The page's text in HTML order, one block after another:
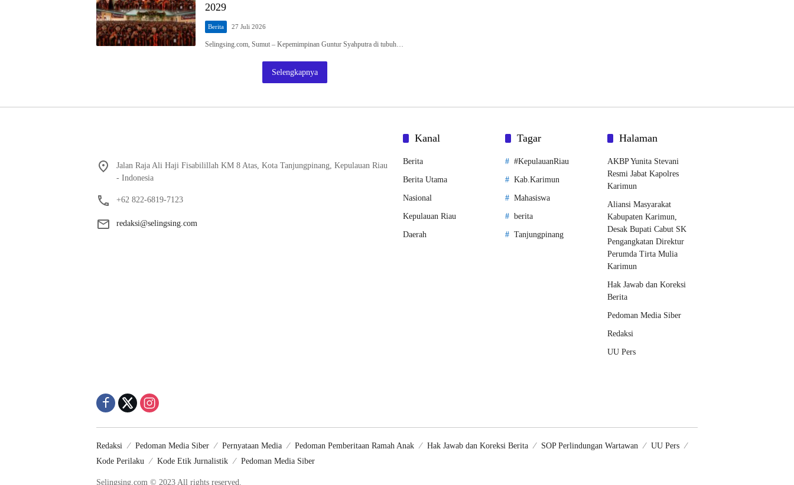
2029
Berita 27 Juli 2026
Selingsing.com, Sumut – Kepemimpinan Guntur Syahputra di tubuh…
Selengkapnya
Jalan Raja Ali Haji Fisabilillah KM 8 Atas, Kota Tanjungpinang, Kepulauan Riau
- Indonesia
+62 822-6819-7123
redaksi@selingsing.com
Kanal
Berita
Berita Utama
Nasional
Kepulauan Riau
Daerah
Tagar
#KepulauanRiau
Kab.Karimun
Mahasiswa
berita
Tanjungpinang
Halaman
AKBP Yunita Stevani
Resmi Jabat Kapolres
Karimun
Aliansi Masyarakat
Kabupaten Karimun,
Desak Bupati Cabut SK
Pengangkatan Direktur
Perumda Tirta Mulia
Karimun
Hak Jawab dan Koreksi
Berita
Pedoman Media Siber
Redaksi
UU Pers
Redaksi Pedoman Media Siber Pernyataan Media Pedoman Pemberitaan Ramah Anak Hak Jawab dan Koreksi Berita SOP Perlindungan Wartawan
UU Pers
Kode Perilaku
Kode Etik Jurnalistik Pedoman Media Siber
Selingsing.com © 2023 All rights reserved.